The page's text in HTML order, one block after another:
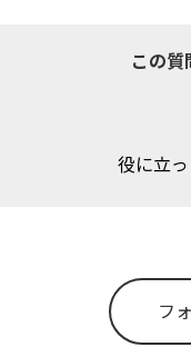
この質
役に立
フ